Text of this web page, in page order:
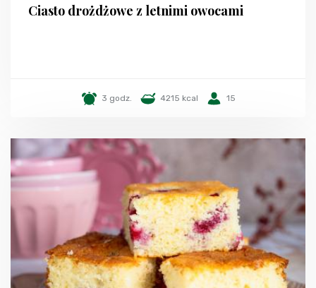
Ciasto drożdżowe z letnimi owocami
3 godz. 4215 kcal 15